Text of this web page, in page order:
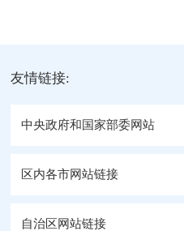
友情链接:
中央政府和国家部委网站
区内各市网站链接
自治区网站链接